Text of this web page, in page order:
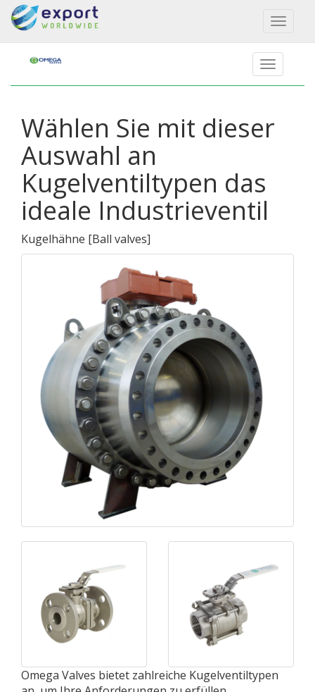
Toggle
Wählen Sie mit dieser
Auswahl an
Kugelventiltypen das
ideale Industrieventil
Kugelhähne [Ball valves]
Omega Valves bietet zahlreiche Kugelventiltypen